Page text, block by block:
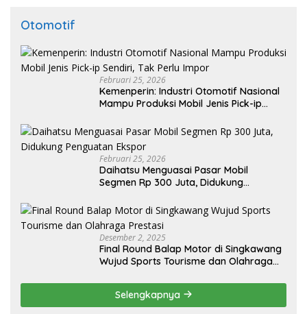
Otomotif
Februari 25, 2026
Kemenperin: Industri Otomotif Nasional
Mampu Produksi Mobil Jenis Pick-ip
Februari 25, 2026
Daihatsu Menguasai Pasar Mobil
Segmen Rp 300 Juta, Didukung
Desember 2, 2025
Final Round Balap Motor di Singkawang
Wujud Sports Tourisme dan Olahraga
Selengkapnya